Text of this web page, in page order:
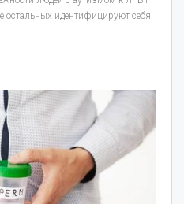
остальных идентифицируют себя